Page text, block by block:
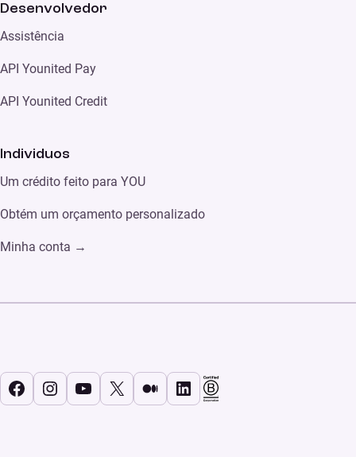
Desenvolvedor
Assistência
API Younited Pay
API Younited Credit
Individuos
Um crédito feito para YOU
Obtém um orçamento personalizado
Minha conta →
Facebook
Instagram
YouTube
X MédioLinkedIn